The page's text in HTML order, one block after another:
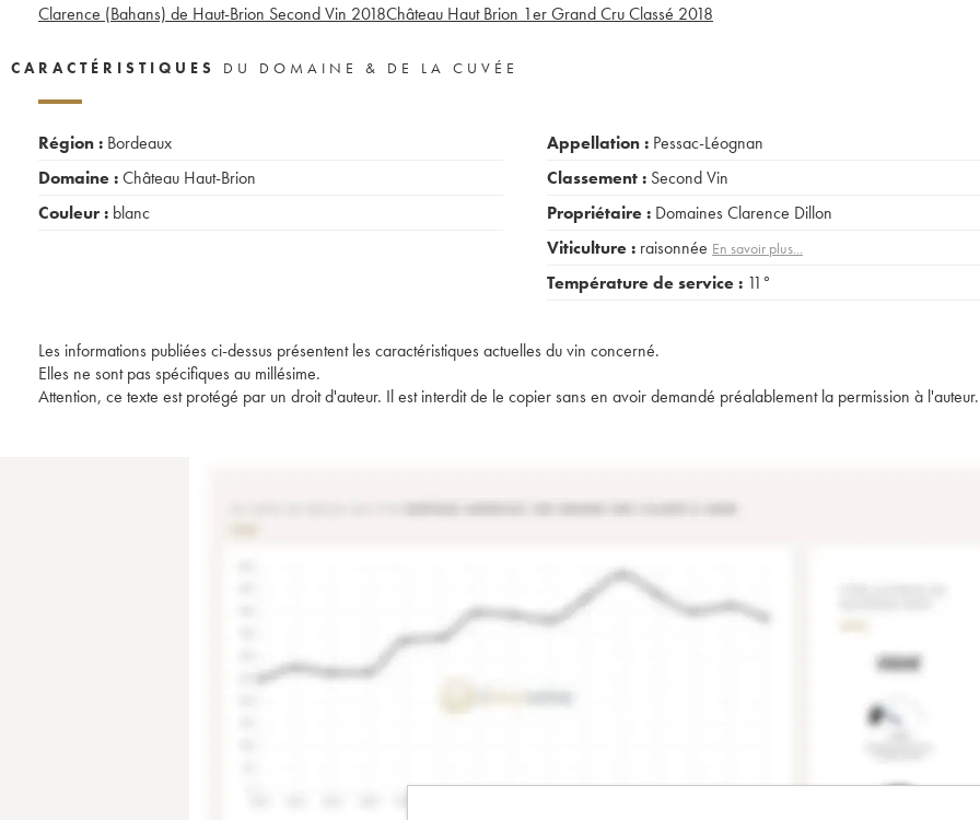
Clarence (Bahans) de Haut-Brion Second Vin 2018Château Haut Brion 1er Grand Cru Classé 2018
CARACTÉRISTIQUES DU DOMAINE & DE LA CUVÉE
Région : Bordeaux
Domaine :Château Haut-Brion
Couleur : blanc
Appellation : Pessac-Léognan
Classement : Second Vin
Propriétaire : Domaines Clarence Dillon
Viticulture : raisonnée En savoir plus...
Température de service : 11°
Les informations publiées ci-dessus présentent les caractéristiques actuelles du vin concerné.
Elles ne sont pas spécifiques au millésime.
Attention, ce texte est protégé par un droit d'auteur. Il est interdit de le copier sans en avoir demandé préalablement la permission à l'auteur.